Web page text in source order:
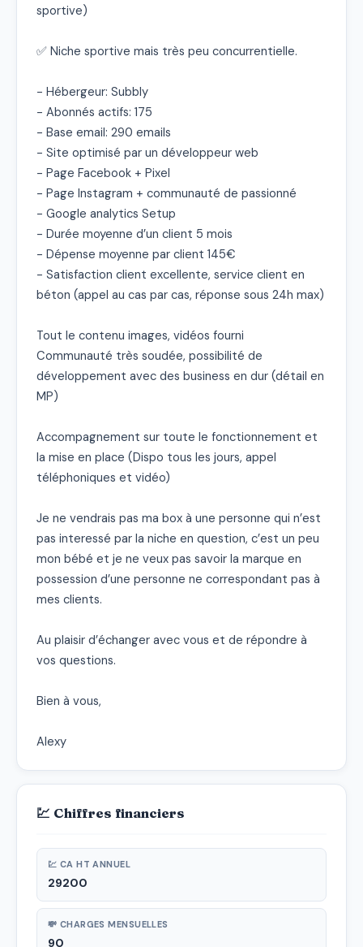
sportive)
✅ Niche sportive mais très peu concurrentielle.
- Hébergeur: Subbly
- Abonnés actifs: 175
- Base email: 290 emails
- Site optimisé par un développeur web
- Page Facebook + Pixel
- Page Instagram + communauté de passionné
- Google analytics Setup
- Durée moyenne d’un client 5 mois
- Dépense moyenne par client 145€
- Satisfaction client excellente, service client en
béton (appel au cas par cas, réponse sous 24h max)
Tout le contenu images, vidéos fourni
Communauté très soudée, possibilité de
développement avec des business en dur (détail en
MP)
Accompagnement sur toute le fonctionnement et
la mise en place (Dispo tous les jours, appel
téléphoniques et vidéo)
Je ne vendrais pas ma box à une personne qui n’est
pas interessé par la niche en question, c’est un peu
mon bébé et je ne veux pas savoir la marque en
possession d’une personne ne correspondant pas à
mes clients.
Au plaisir d’échanger avec vous et de répondre à
vos questions.
Bien à vous,
Alexy
💹 Chiffres financiers
💹 CA HT ANNUEL
29200
💸 CHARGES MENSUELLES
90